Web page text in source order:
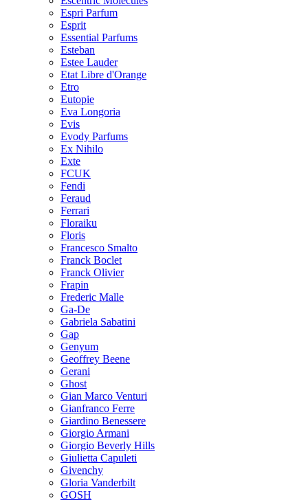
Espri Parfum
Esprit
Essential Parfums
Esteban
Estee Lauder
Etat Libre d'Orange
Etro
Eutopie
Eva Longoria
Evis
Evody Parfums
Ex Nihilo
Exte
FCUK
Fendi
Feraud
Ferrari
Floraiku
Floris
Francesco Smalto
Franck Boclet
Franck Olivier
Frapin
Frederic Malle
Ga-De
Gabriela Sabatini
Gap
Genyum
Geoffrey Beene
Gerani
Ghost
Gian Marco Venturi
Gianfranco Ferre
Giardino Benessere
Giorgio Armani
Giorgio Beverly Hills
Giulietta Capuleti
Givenchy
Gloria Vanderbilt
GOSH